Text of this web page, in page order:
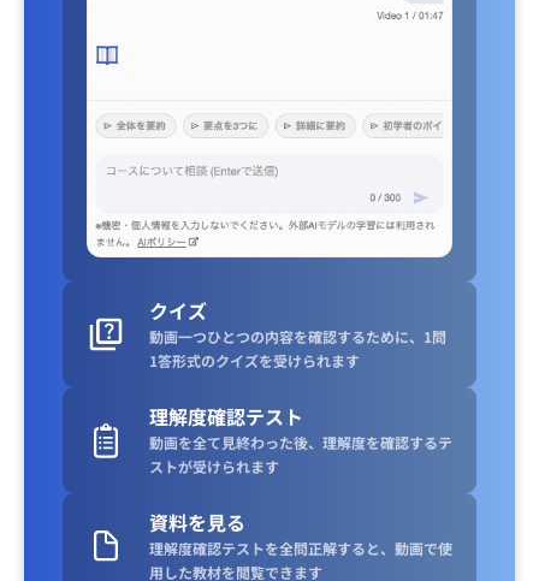
クイズ
動画一つひとつの内容を確認するために、1問
1答形式のクイズを受けられます
理解度確認テスト
動画を全て見終わった後、理解度を確認するテ
ストが受けられます
資料を見る
理解度確認テストを全問正解すると、動画で使
用した教材を閲覧できます